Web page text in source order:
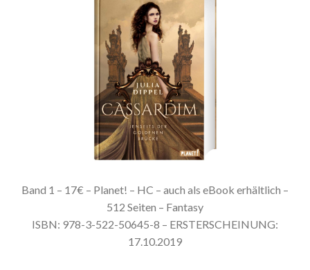
Band 1 – 17€ – Planet! – HC – auch als eBook erhältlich –
512 Seiten – Fantasy
ISBN: 978-3-522-50645-8 – ERSTERSCHEINUNG:
17.10.2019